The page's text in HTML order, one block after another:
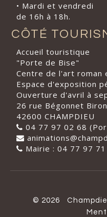
• Mardi et vendredi
de 16h à 18h.
CÔTÉ
Accueil touristique
"Porte de Bise"
Centre de l'art roman
Espace d'exposition
Ouverture d'avril à
26 rue Bégonnet Biron
42600 CHAMPDIEU
04 77 97 02 68
Mairie : 04 77 97
© 2026